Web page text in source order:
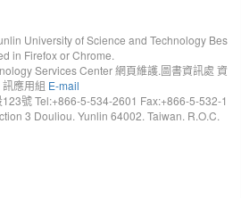
University of Science and Technology Bes
in Firefox or Chrome.
Services Center 網頁維護.圖書資訊處 資
訊應用組 E-mail
號 Tel:+866-5-534-2601 Fax:+866-5-532-1
3 Douliou. Yunlin 64002. Taiwan. R.O.C.